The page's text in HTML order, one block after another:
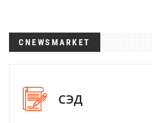
CNEWSMARKET
СЭД